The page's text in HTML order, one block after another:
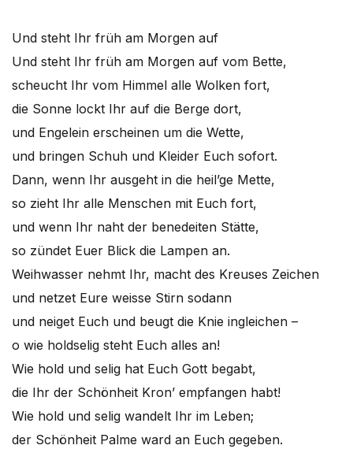
Und steht Ihr früh am Morgen auf
Und steht Ihr früh am Morgen auf vom Bette,
scheucht Ihr vom Himmel alle Wolken fort,
die Sonne lockt Ihr auf die Berge dort,
und Engelein erscheinen um die Wette,
und bringen Schuh und Kleider Euch sofort.
Dann, wenn Ihr ausgeht in die heil’ge Mette,
so zieht Ihr alle Menschen mit Euch fort,
und wenn Ihr naht der benedeiten Stätte,
so zündet Euer Blick die Lampen an.
Weihwasser nehmt Ihr, macht des Kreuses Zeichen
und netzet Eure weisse Stirn sodann
und neiget Euch und beugt die Knie ingleichen –
o wie holdselig steht Euch alles an!
Wie hold und selig hat Euch Gott begabt,
die Ihr der Schönheit Kron’ empfangen habt!
Wie hold und selig wandelt Ihr im Leben;
der Schönheit Palme ward an Euch gegeben.